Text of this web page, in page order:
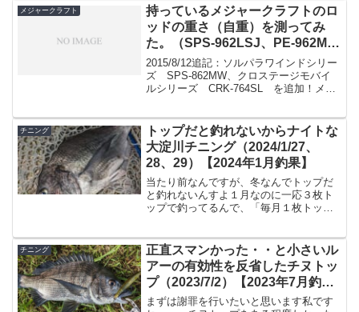
ているのが大きな部分のようです。で、
早速何ですかそれ、というの...
メジャークラフト
持っているメジャークラフトのロ
ッドの重さ（自重）を測ってみ
た。（SPS-962LSJ、PE-962M、
PE-782LL、KGE-892M、SPS-
862MW、CRK-764SL）
2015/8/12追記：ソルパラワインドシリー
ズ SPS-862MW、クロステージモバイ
ルシリーズ CRK-764SL を追加！メジ
でも分かりません。ネットで探してい
る...
チニング
トップだと釣れないからナイトな
大淀川チニング（2024/1/27、
28、29）【2024年1月釣果】
当たり前なんですが、冬なんでトップだ
と釣れないんすよ１月なのに一応３枚ト
ップで釣ってるんで、「毎月１枚トップ
月がやってくるわけですが、そういえば
ですね花粉の季節じゃんと...
チニング
正直スマンかった・・と小さいル
アーの有効性を反省したチヌトッ
プ（2023/7/2）【2023年7月釣
果】
まずは謝罪を行いたいと思います私です